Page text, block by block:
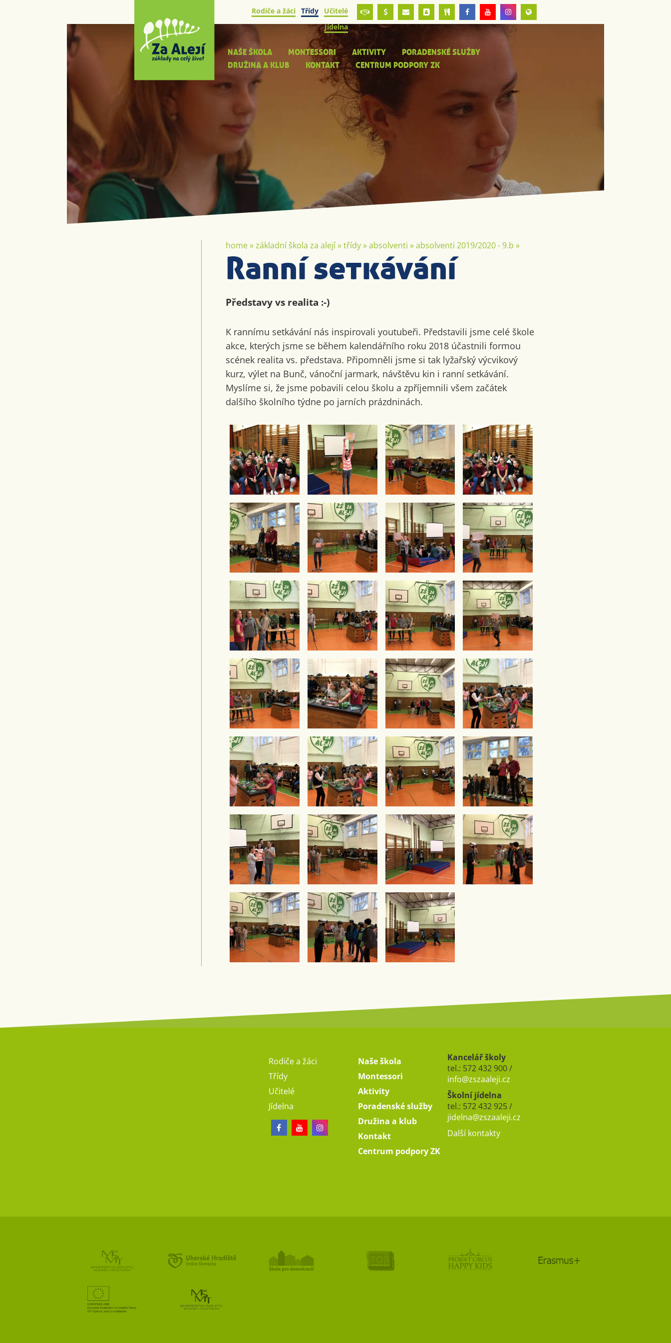
Rodiče a žáci Třídy
Učitelé
Jídelna
NAŠE ŠKOLA MONTESSORI AKTIVITY
PORADENSKÉ SLUŽBY
DRUŽINA A KLUB
KONTAKT CENTRUM PODPORY ZK
home»základní škola za alejí»třídy»absolventi »absolventi 2019/2020 - 9.b »
Ranní setkávání
Představy vs realita :-)
K rannímu setkávání nás inspirovali youtubeři. Představili jsme celé škole
akce, kterých jsme se během kalendářního roku 2018 účastnili formou
scének realita vs. představa. Připomněli jsme si tak lyžařský výcvikový
kurz, výlet na Bunč, vánoční jarmark, návštěvu kin i ranní setkávání.
Myslíme si, že jsme pobavili celou školu a zpříjemnili všem začátek
dalšího školního týdne po jarních prázdninách.
Rodiče a žáci
Třídy
Učitelé
Jídelna
Naše škola
Montessori
Aktivity
Poradenské služby
Družina a klub
Kontakt
Centrum podpory ZK
Kancelář školy
tel.: 572 432 900 /
info@zszaaleji.cz
Školní jídelna
tel.: 572 432 925 /
jidelna@zszaaleji.cz
Další kontakty